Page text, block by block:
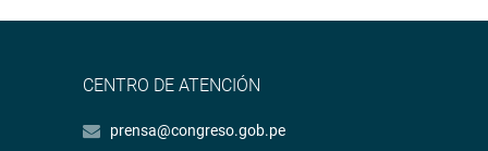
CENTRO DE ATENCIÓN
prensa@congreso.gob.pe